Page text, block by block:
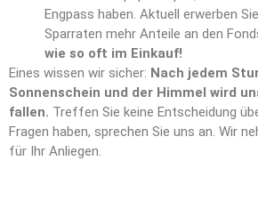
Engpass haben. Aktuell erwerben
Sparraten mehr Anteile an den
wie so oft im Einkauf!
Eines wissen wir sicher: Nach jedem
Sonnenschein und der Himmel wird
fallen. Treffen Sie keine Entscheidung
Fragen haben, sprechen Sie uns an. Wir
für Ihr Anliegen.